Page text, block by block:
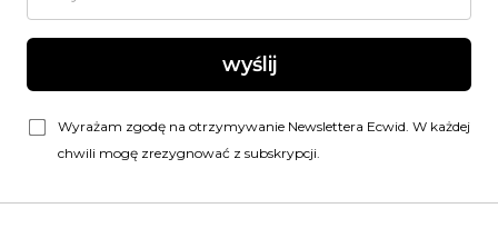
wyślij
Wyrażam zgodę na otrzymywanie Newslettera Ecwid. W każdej
chwili mogę zrezygnować z subskrypcji.